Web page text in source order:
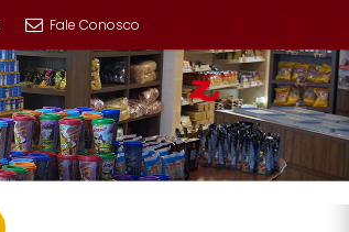
Fale Conosco